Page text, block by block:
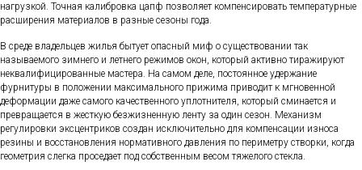
нагрузкой. Точная калибровка цапф позволяет компенсировать температурные
расширения материалов в разные сезоны года.
В среде владельцев жилья бытует опасный миф о существовании так
называемого зимнего и летнего режимов окон, который активно тиражируют
неквалифицированные мастера. На самом деле, постоянное удержание
фурнитуры в положении максимального прижима приводит к мгновенной
деформации даже самого качественного уплотнителя, который сминается и
превращается в жесткую безжизненную ленту за один сезон. Механизм
регулировки эксцентриков создан исключительно для компенсации износа
резины и восстановления нормативного давления по периметру створки, когда
геометрия слегка проседает под собственным весом тяжелого стекла.